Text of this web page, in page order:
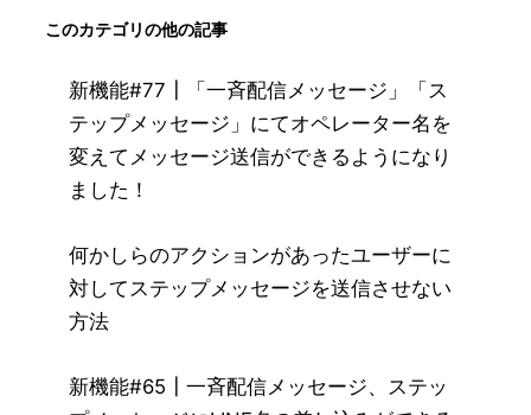
このカテゴリの他の記事
新機能#77┃「一斉配信メッセージ」「ス
テップメッセージ」にてオペレーター名を
変えてメッセージ送信ができるようになり
ました！
何かしらのアクションがあったユーザーに
対してステップメッセージを送信させない
方法
新機能#65┃一斉配信メッセージ、ステッ